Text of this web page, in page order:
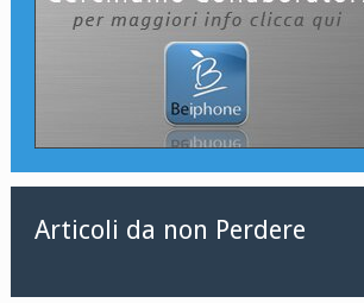
Articoli da non Perdere